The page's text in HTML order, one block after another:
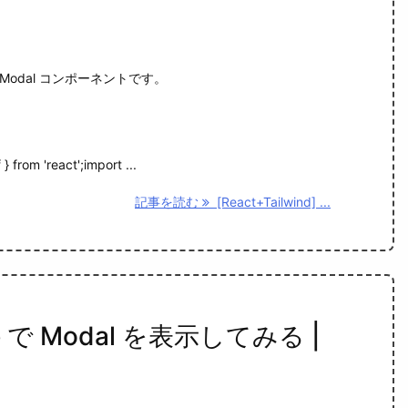
コンポーネントです。
from 'react';import ...
記事を読む [React+Tailwind] ...
Modal を表示してみる |